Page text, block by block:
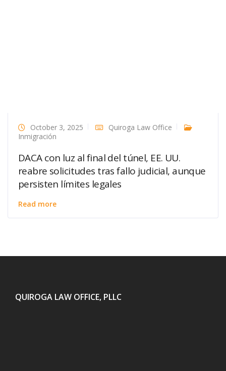
October 3, 2025
Quiroga Law Office
Inmigración
DACA con luz al final del túnel, EE. UU.
reabre solicitudes tras fallo judicial, aunque
persisten límites legales
Read more
QUIROGA LAW OFFICE, PLLC